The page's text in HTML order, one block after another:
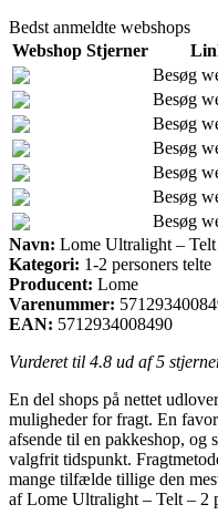
Bedst anmeldte webshops
Webshop Stjerner
Besøg
Besøg
Besøg
Besøg
Besøg
Besøg
Besøg
Navn: Lome Ultralight –
Kategori: 1-2 personers telte
Producent: Lome
Varenummer:
EAN: 5712934008490
Vurderet til 4.8 ud af 5
En del shops på nettet
muligheder for fragt. En
afsende til en pakkeshop, og
valgfrit tidspunkt.
mange tilfælde tillige den
af Lome Ultralight – Telt – 2